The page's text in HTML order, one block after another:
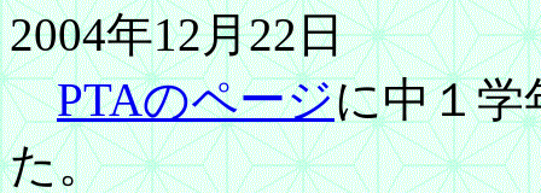
2004年12月22日
PTAのページに中１学
た。